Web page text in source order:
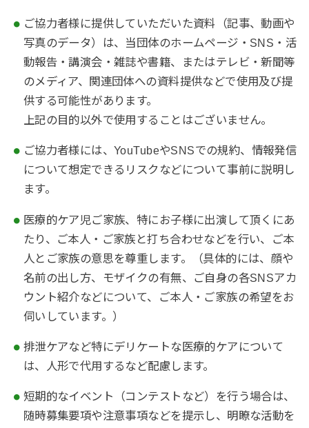
ご協力者様に提供していただいた資料（記事、動画や
写真のデータ）は、当団体のホームページ・SNS・活
動報告・講演会・雑誌や書籍、またはテレビ・新聞等
のメディア、関連団体への資料提供などで使用及び提
供する可能性があります。
上記の目的以外で使用することはございません。
ご協力者様には、YouTubeやSNSでの規約、情報発信
について想定できるリスクなどについて事前に説明し
ます。
医療的ケア児ご家族、特にお子様に出演して頂くにあ
たり、ご本人・ご家族と打ち合わせなどを行い、ご本
人とご家族の意思を尊重します。（具体的には、顔や
名前の出し方、モザイクの有無、ご自身の各SNSアカ
ウント紹介などについて、ご本人・ご家族の希望をお
伺いしています。）
排泄ケアなど特にデリケートな医療的ケアについて
は、人形で代用するなど配慮します。
短期的なイベント（コンテストなど）を行う場合は、
随時募集要項や注意事項などを提示し、明瞭な活動を